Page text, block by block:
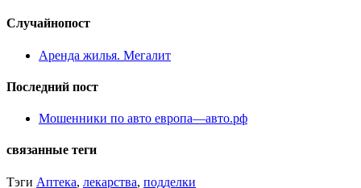
Случайнопост
Аренда жилья. Мегалит
Последний пост
Мошенники по авто европа—авто.рф
связанные теги
Тэги Аптека, лекарства, подделки